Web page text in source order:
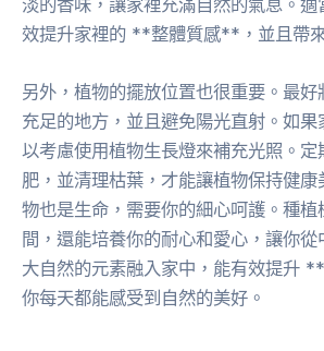
效提升家裡的 **整體質感**，並且帶
另外，植物的擺放位置也很重要。最好
充足的地方，並且避免陽光直射。如
以考慮使用植物生長燈來補充光照。
肥，並清理枯葉，才能讓植物保持健
物也是生命，需要你的細心呵護。種
間，還能培養你的耐心和愛心，讓你
大自然的元素融入家中，能有效提升
你每天都能感受到自然的美好。